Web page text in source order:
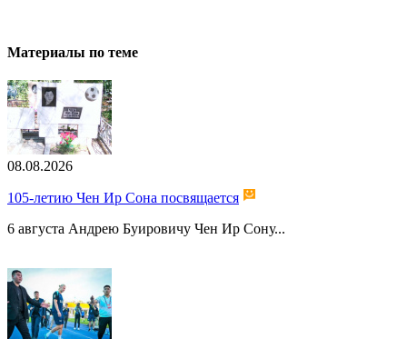
Материалы по теме
08.08.2026
105-летию Чен Ир Сона посвящается
6 августа Андрею Буировичу Чен Ир Сону...